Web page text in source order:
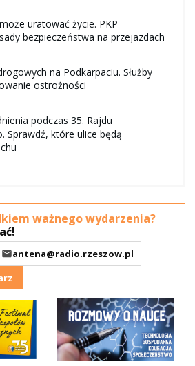
uratować życie. PKP
bezpieczeństwa na przejazdach
na Podkarpaciu. Służby
ostrożności
podczas 35. Rajdu
Sprawdź, które ulice będą
ważnego wydarzenia?
antena@radio.rzeszow.pl